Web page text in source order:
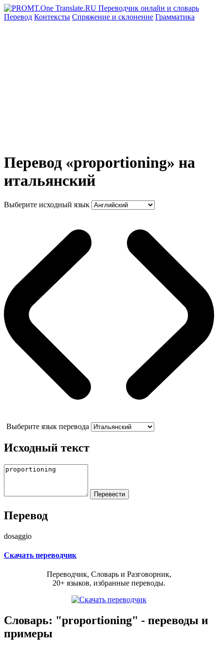
Перевод Контексты Спряжение и склонение Грамматика
Перевод «proportioning» на
итальянский
Выберите исходный язык
Выберите язык перевода
Исходный текст
Перевод
dosaggio
Скачать переводчик
Переводчик, Словарь и Разговорник,
20+ языков, избранные переводы.
Словарь: "proportioning" - переводы и
примеры